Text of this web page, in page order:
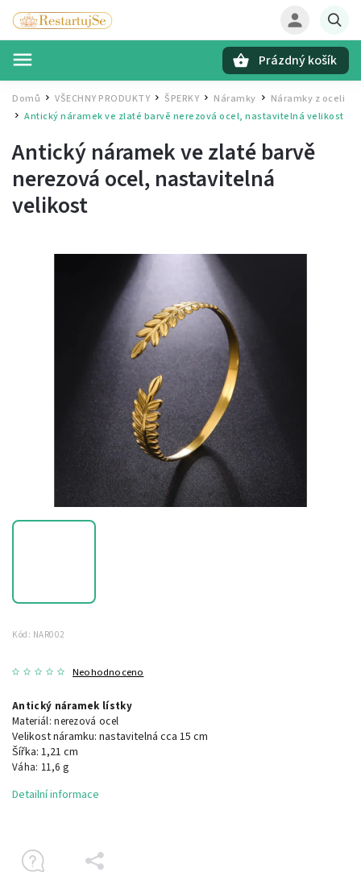
Prázdný košík
Domů / VŠECHNY PRODUKTY / ŠPERKY / Náramky
Náramky z oceli
/
Antický náramek ve zlaté barvě nerezová ocel, nastavitelná velikost
Antický náramek ve zlaté barvě
nerezová ocel, nastavitelná
velikost
Kód: NAR002
Neohodnoceno
Antický náramek lístky
Materiál: nerezová ocel
Velikost náramku: nastavitelná cca 15 cm
Šířka: 1,21 cm
Váha: 11,6 g
Detailní informace